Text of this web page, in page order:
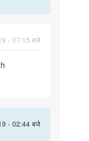
- 07:15 बजे
- 02:44 बजे